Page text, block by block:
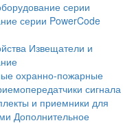
серии
серии PowerCode
Извещатели и
охранно-пожарные
сигнала
и приемники для
Дополнительное